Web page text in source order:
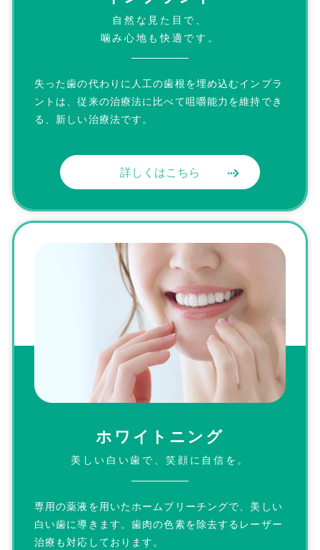
自然な見た目で、
噛み心地も快適です。
失った歯の代わりに人工の歯根を埋め込むインプラ
ントは、従来の治療法に比べて咀嚼能力を維持でき
る、新しい治療法です。
詳しくはこちら
ホワイトニング
美しい白い歯で、笑顔に自信を。
専用の薬液を用いたホームブリーチングで、美しい
白い歯に導きます。歯肉の色素を除去するレーザー
治療も対応しております。